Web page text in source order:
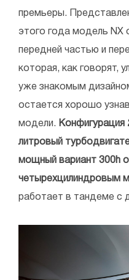
премьеры.
этого года модель NX
передней частью и
которая, как говорят,
уже знакомым
остается хорошо
модели. Конфигурация
литровый
мощный вариант 300h
четырехцилиндровым
работает в тандеме с